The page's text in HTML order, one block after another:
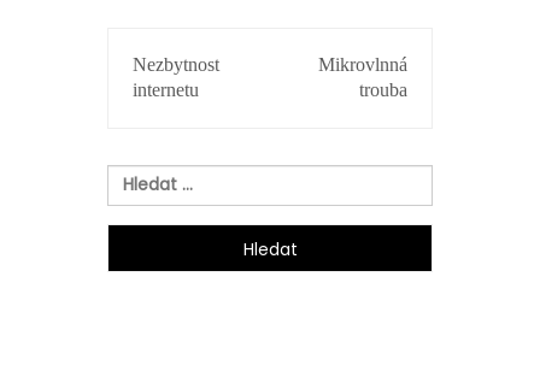
PRO
PŘÍSPĚVEK
Nezbytnost
internetu
Mikrovlnná
trouba
Vyhledávání